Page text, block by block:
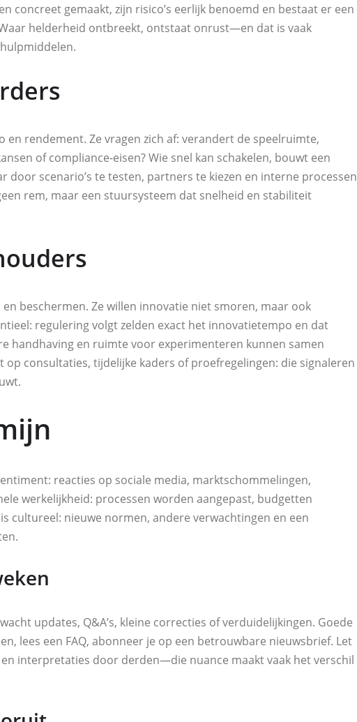
concreet gemaakt, zijn risico’s eerlijk benoemd en bestaat er een
helderheid ontbreekt, ontstaat onrust—en dat is vaak
rendement. Ze vragen zich af: verandert de speelruimte,
of compliance-eisen? Wie snel kan schakelen, bouwt een
scenario’s te testen, partners te kiezen en interne processen
rem, maar een stuursysteem dat snelheid en stabiliteit
beschermen. Ze willen innovatie niet smoren, maar ook
regulering volgt zelden exact het innovatietempo en dat
handhaving en ruimte voor experimenteren kunnen samen
consultaties, tijdelijke kaders of proefregelingen: die signaleren
reacties op sociale media, marktschommelingen,
werkelijkheid: processen worden aangepast, budgetten
cultureel: nieuwe normen, andere verwachtingen en een
updates, Q&A’s, kleine correcties of verduidelijkingen. Goede
lees een FAQ, abonneer je op een betrouwbare nieuwsbrief. Let
interpretaties door derden—die nuance maakt vaak het verschil